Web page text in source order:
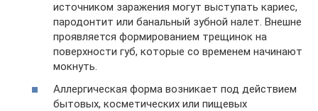
источником заражения могут выступать кариес,
пародонтит или банальный зубной налет. Внешне
проявляется формированием трещинок на
поверхности губ, которые со временем начинают
мокнуть.
Аллергическая форма возникает под действием
бытовых, косметических или пищевых